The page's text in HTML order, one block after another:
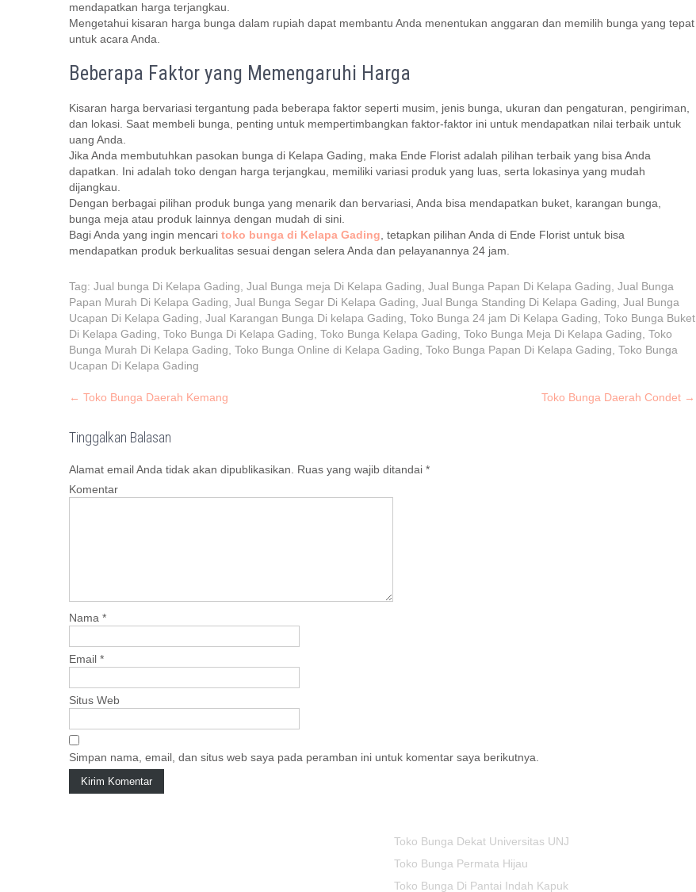
mendapatkan harga terjangkau.
Mengetahui kisaran harga bunga dalam rupiah dapat membantu Anda menentukan anggaran dan memilih bunga yang tepat
untuk acara Anda.
Beberapa Faktor yang Memengaruhi Harga
Kisaran harga bervariasi tergantung pada beberapa faktor seperti musim, jenis bunga, ukuran dan pengaturan, pengiriman,
dan lokasi. Saat membeli bunga, penting untuk mempertimbangkan faktor-faktor ini untuk mendapatkan nilai terbaik untuk
uang Anda.
Jika Anda membutuhkan pasokan bunga di Kelapa Gading, maka Ende Florist adalah pilihan terbaik yang bisa Anda
dapatkan. Ini adalah toko dengan harga terjangkau, memiliki variasi produk yang luas, serta lokasinya yang mudah
dijangkau.
Dengan berbagai pilihan produk bunga yang menarik dan bervariasi, Anda bisa mendapatkan buket, karangan bunga,
bunga meja atau produk lainnya dengan mudah di sini.
Bagi Anda yang ingin mencari toko bunga di Kelapa Gading, tetapkan pilihan Anda di Ende Florist untuk bisa
mendapatkan produk berkualitas sesuai dengan selera Anda dan pelayanannya 24 jam.
Tag: Jual bunga Di Kelapa Gading, Jual Bunga meja Di Kelapa Gading, Jual Bunga Papan Di Kelapa Gading, Jual Bunga
Papan Murah Di Kelapa Gading, Jual Bunga Segar Di Kelapa Gading, Jual Bunga Standing Di Kelapa Gading, Jual Bunga
Ucapan Di Kelapa Gading, Jual Karangan Bunga Di kelapa Gading, Toko Bunga 24 jam Di Kelapa Gading, Toko Bunga Buket
Di Kelapa Gading, Toko Bunga Di Kelapa Gading, Toko Bunga Kelapa Gading, Toko Bunga Meja Di Kelapa Gading, Toko
Bunga Murah Di Kelapa Gading, Toko Bunga Online di Kelapa Gading, Toko Bunga Papan Di Kelapa Gading, Toko Bunga
Ucapan Di Kelapa Gading
P
s
n
a
t
i
n
← Toko Bunga Daerah Kemang Toko Bunga Daerah Condet →
Tinggalkan Balasan
Alamat email Anda tidak akan dipublikasikan. Ruas yang wajib ditandai *
Komentar
Nama *
Email *
Situs Web
Simpan nama, email, dan situs web saya pada peramban ini untuk komentar saya berikutnya.
Toko Bunga Dekat Universitas UNJ
Toko Bunga Permata Hijau
Toko Bunga Di Pantai Indah Kapuk